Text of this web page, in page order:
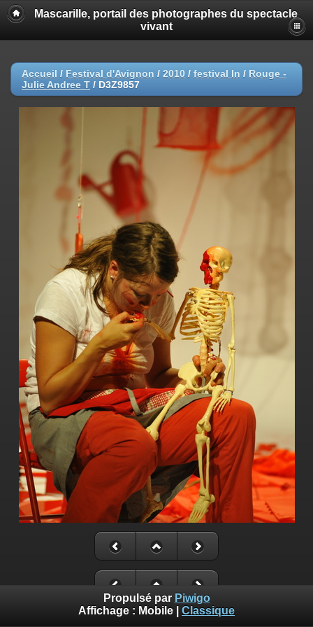
Mascarille, portail des photographes du spectacle
vivant
Accueil / Festival d'Avignon / 2010 / festival In / Rouge -
Julie Andree T / D3Z9857
Propulsé par Piwigo
Affichage : Mobile Classique